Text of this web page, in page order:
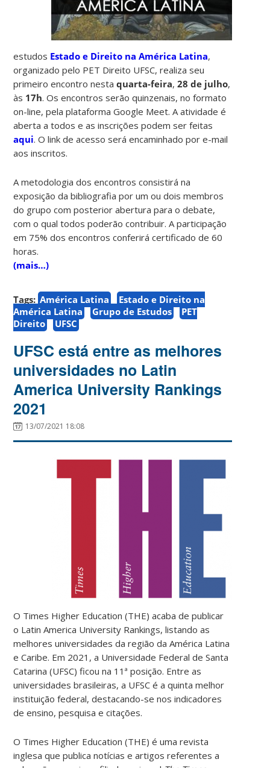
estudos Estado e Direito na América Latina,
organizado pelo PET Direito UFSC, realiza seu
primeiro encontro nestaquarta-feira,28 de julho,
às 17h. Os encontros serão quinzenais, no formato
on-line, pela plataforma Google Meet. A atividade é
aberta a todos e as inscrições podem ser feitas
aqui. O link de acesso será encaminhado por e-mail
aos inscritos.
A metodologia dos encontros consistirá na
exposição da bibliografia por um ou dois membros
do grupo com posterior abertura para o debate,
com o qual todos poderão contribuir. A participação
em 75% dos encontros conferirá certificado de 60
horas.
(mais…)
Tags: América Latina
Estado e Direito na
América Latina
Grupo de Estudos
PET
Direito
UFSC
UFSC está entre as melhores
universidades no Latin
America University Rankings
2021
13/07/2021 18:08
O Times Higher Education (THE) acaba de publicar
o Latin America University Rankings, listando as
melhores universidades da região da América Latina
e Caribe. Em 2021, a Universidade Federal de Santa
Catarina (UFSC) ficou na 11ª posição. Entre as
universidades brasileiras, a UFSC é a quinta melhor
instituição federal, destacando-se nos indicadores
de ensino, pesquisa ecitações.
O Times Higher Education (THE) é uma revista
inglesa que publica notícias e artigos referentes a